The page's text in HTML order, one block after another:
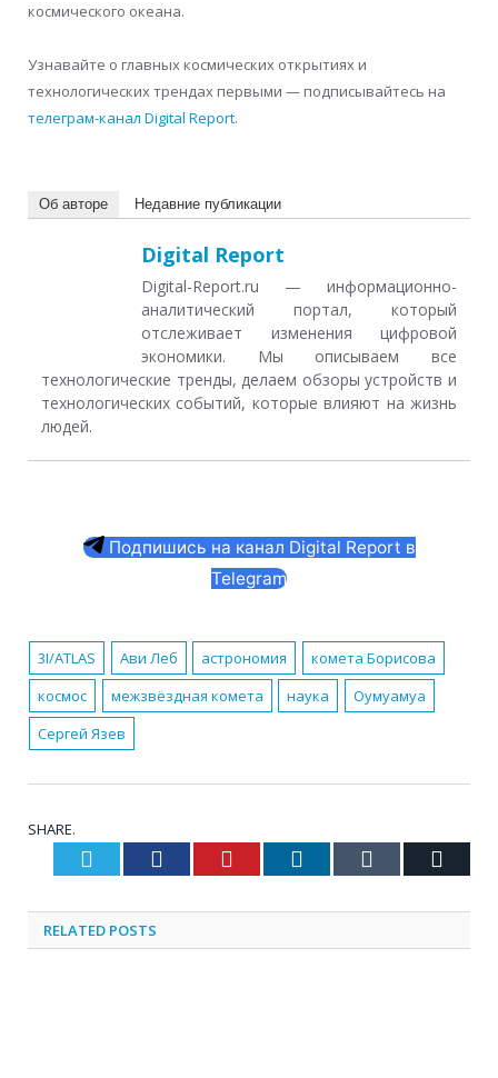
космического океана.
Узнавайте о главных космических открытиях и
технологических трендах первыми — подписывайтесь на
телеграм-канал Digital Report.
Об авторе Недавние публикации
Digital Report
Digital-Report.ru — информационно-
аналитический портал, который
отслеживает изменения цифровой
экономики. Мы описываем все
технологические тренды, делаем обзоры устройств и
технологических событий, которые влияют на жизнь
людей.
Подпишись на канал Digital Report в
Telegram
3I/ATLAS Ави Леб астрономия
комета Борисова
космос
межзвёздная комета наука
Оумуамуа
Сергей Язев
SHARE.
Twitter Facebook Pinterest LinkedIn Tumblr
RELATED POSTS